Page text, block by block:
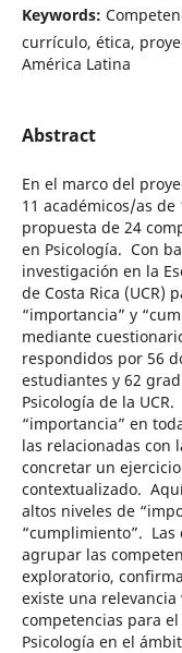
Keywords:
currículo, ética,
América Latina
Abstract
En el marco del
11 académicos/as
propuesta de 24
en Psicología. Con
investigación en la
de Costa Rica (UCR)
“importancia” y
mediante
respondidos por 56
estudiantes y 62
Psicología de la
“importancia” en
las relacionadas con
concretar un
contextualizado.
altos niveles de
“cumplimiento”. Las
agrupar las
exploratorio,
existe una
competencias para
Psicología en el